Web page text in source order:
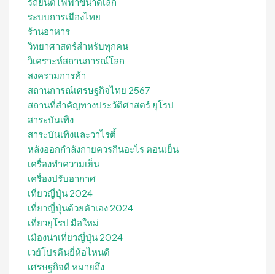
ระบบการเมืองไทย
ร้านอาหาร
วิทยาศาสตร์สำหรับทุกคน
วิเคราะห์สถานการณ์โลก
สงครามการค้า
สถานการณ์เศรษฐกิจไทย 2567
สถานที่สําคัญทางประวัติศาสตร์ ยุโรป
สาระบันเทิง
สาระบันเทิงและวาไรตี้
หลังออกกําลังกายควรกินอะไร ตอนเย็น
เครื่องทำความเย็น
เครื่องปรับอากาศ
เที่ยวญี่ปุ่น 2024
เที่ยวญี่ปุ่นด้วยตัวเอง 2024
เที่ยวยุโรป มือใหม่
เมืองน่าเที่ยวญี่ปุ่น 2024
เวย์โปรตีนยี่ห้อไหนดี
เศรษฐกิจดี หมายถึง